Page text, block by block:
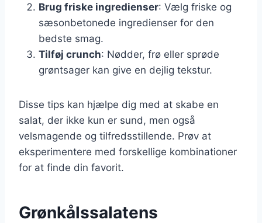
Brug friske ingredienser: Vælg friske og
sæsonbetonede ingredienser for den
bedste smag.
Tilføj crunch: Nødder, frø eller sprøde
grøntsager kan give en dejlig tekstur.
Disse tips kan hjælpe dig med at skabe en
salat, der ikke kun er sund, men også
velsmagende og tilfredsstillende. Prøv at
eksperimentere med forskellige kombinationer
for at finde din favorit.
Grønkålssalatens